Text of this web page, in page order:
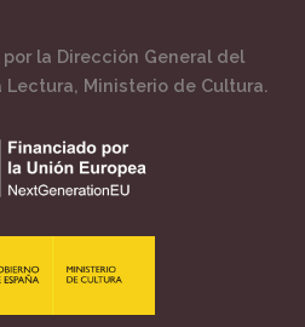
la Dirección General del
Ministerio de Cultura.